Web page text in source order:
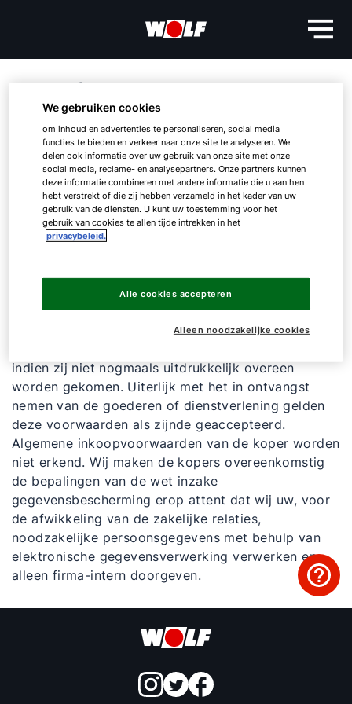
Verkoop- en
leveringsvoorwaarden
WOLF GMHB
Onze leveringen, prestaties, dienstverleningen en
offertes worden uitsluitend op basis van deze
verkoopvoorwaarden uitgevoerd. Deze gelden dus
indien zij niet nogmaals uitdrukkelijk overeen
worden gekomen. Uiterlijk met het in ontvangst
nemen van de goederen of dienstverlening gelden
deze voorwaarden als zijnde geaccepteerd.
Algemene inkoopvoorwaarden van de koper worden
niet erkend. Wij maken de kopers overeenkomstig
de bepalingen van de wet inzake
gegevensbescherming erop attent dat wij uw, voor
de afwikkeling van de zakelijke relaties,
noodzakelijke persoonsgegevens met behulp van
elektronische gegevensverwerking verwerken en
alleen firma-intern doorgeven.
Hallo!
Adresgegevens
Ook interessant?
We gebruiken cookies
om inhoud en advertenties te personaliseren, social media
functies te bieden en verkeer naar onze site te analyseren. We
delen ook informatie over uw gebruik van onze site met onze
social media, reclame- en analysepartners. Onze partners kunnen
deze informatie combineren met andere informatie die u aan hen
hebt verstrekt of die zij hebben verzameld in het kader van uw
gebruik van de diensten. U kunt uw toestemming voor het
gebruik van cookies te allen tijde intrekken in het
privacybeleid.
Alleen noodzakelijke cookies
Alle cookies accepteren